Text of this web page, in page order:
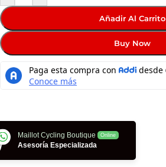
Añadir Al Carrito
Buy Now
Maillot Cycling Boutique Online
Asesoría Especializada